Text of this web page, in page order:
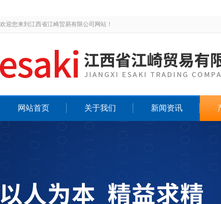
欢迎您来到江西省江崎贸易有限公司网站！
网站首页 关于我们 新闻资讯